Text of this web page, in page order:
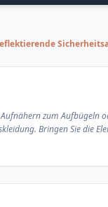
zum Aufbügeln
Bringen Sie die